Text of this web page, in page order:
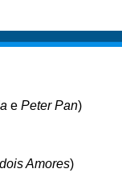
e Peter Pan)
Amores)